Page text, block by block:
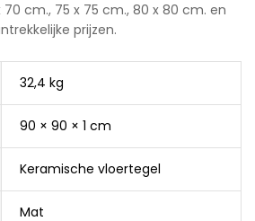
cm., 75 x 75 cm., 80 x 80 cm. en
prijzen.
32,4 kg
90 × 90 × 1 cm
Keramische vloertegel
Mat